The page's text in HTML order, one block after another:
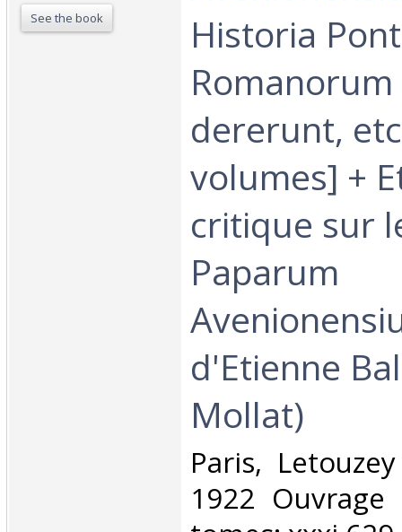
See the book
Historia
dererunt,
volumes] +
critique sur
Paparum
d'Etienne
Mollat)‎
‎Paris,
1922